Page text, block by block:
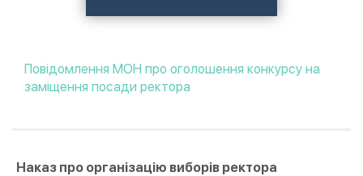
Повідомлення МОН про оголошення конкурсу на
заміщення посади ректора
Наказ про організацію виборів ректора